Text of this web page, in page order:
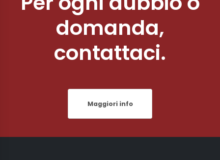
domanda,
contattaci.
Maggiori info